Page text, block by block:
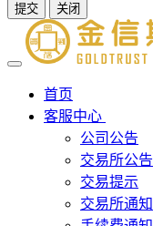
提交 关闭
首页
客服中心
公司公告
交易所公告
交易提示
交易所通知